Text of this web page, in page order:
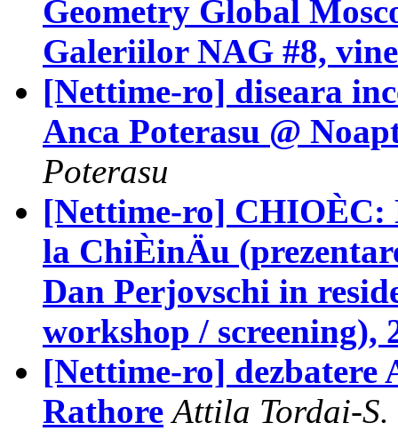
Geometry Global
Galeriilor NAG #8,
[Nettime-ro] diseara
Anca Poterasu @
Poterasu
[Nettime-ro] CHIOÈC:
la ChiÈinÄu
Dan Perjovschi in
workshop / screening),
[Nettime-ro] dezbatere
Rathore Attila Tordai-S.